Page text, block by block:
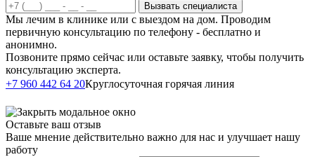
Вызвать специалиста
Мы лечим в клинике или с выездом на дом. Проводим
первичную консультацию по телефону - бесплатно и
анонимно.
Позвоните прямо сейчас или оставьте заявку, чтобы получить
консультацию эксперта.
+7 960 442 64 20Круглосуточная горячая линия
Оставьте ваш отзыв
Ваше мнение действительно важно для нас и улучшает нашу
работу